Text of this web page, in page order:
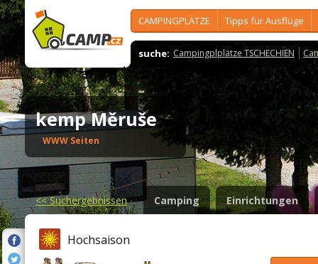
CAMPINGPLÄTZE Tipps für Ausflüge
suche: Campingplplätze TSCHECHIEN
kemp Měruše
WWW Seiten
<<Suchergebnissen Camping Einrichtungen
Hochsaison